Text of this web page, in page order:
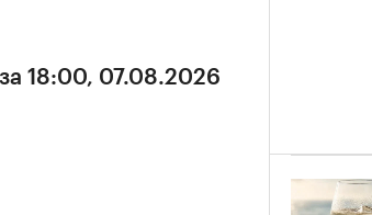
18:00, 07.08.2026